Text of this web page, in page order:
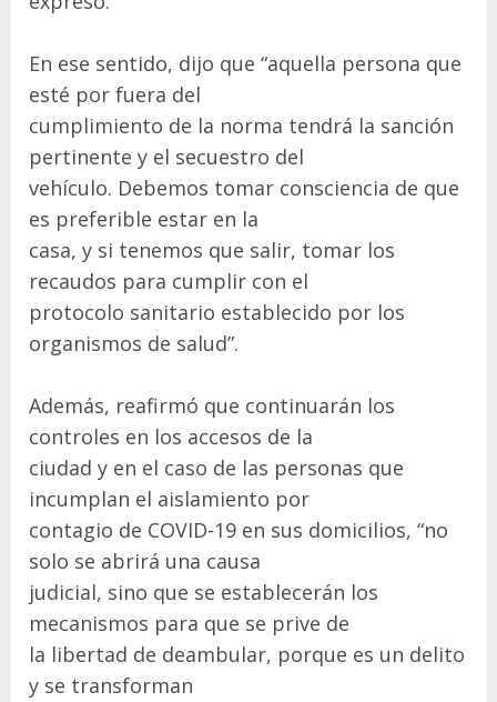
En ese sentido, dijo que “aquella persona que
esté por fuera del
cumplimiento de la norma tendrá la sanción
pertinente y el secuestro del
vehículo. Debemos tomar consciencia de que
es preferible estar en la
casa, y si tenemos que salir, tomar los
recaudos para cumplir con el
protocolo sanitario establecido por los
organismos de salud”.
Además, reafirmó que continuarán los
controles en los accesos de la
ciudad y en el caso de las personas que
incumplan el aislamiento por
contagio de COVID-19 en sus domicilios, “no
solo se abrirá una causa
judicial, sino que se establecerán los
mecanismos para que se prive de
la libertad de deambular, porque es un delito
y se transforman